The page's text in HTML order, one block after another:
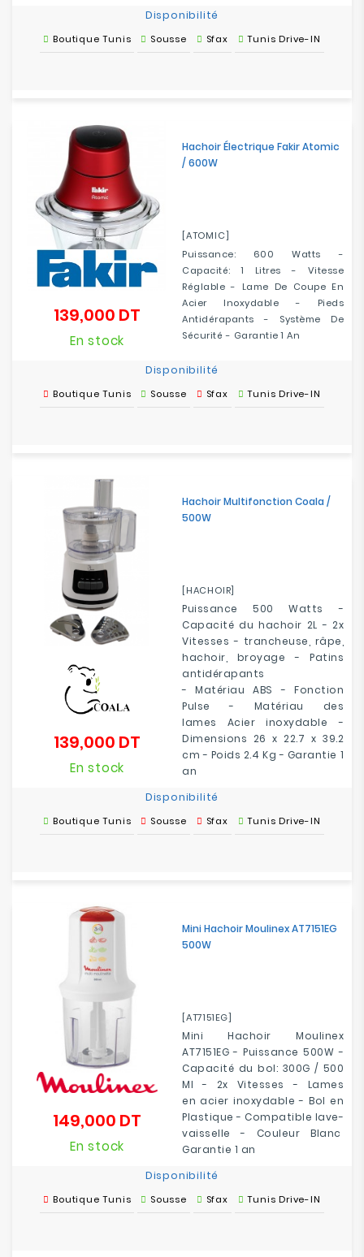
Disponibilité
Boutique Tunis Sousse Sfax Tunis Drive-IN
Hachoir Électrique Fakir Atomic
/ 600W
[ATOMIC]
Puissance: 600 Watts -
Capacité: 1 Litres - Vitesse
Réglable - Lame De Coupe En
Acier Inoxydable - Pieds
Antidérapants - Système De
Sécurité - Garantie 1 An
139,000 DT
En stock
Disponibilité
Boutique Tunis Sousse Sfax Tunis Drive-IN
Hachoir Multifonction Coala /
500W
[HACHOIR]
Puissance 500 Watts -
Capacité du hachoir 2L - 2x
Vitesses - trancheuse, râpe,
hachoir, broyage - Patins
antidérapants
- Matériau ABS - Fonction
Pulse - Matériau des
lames Acier inoxydable -
Dimensions 26 x 22.7 x 39.2
cm - Poids 2.4 Kg - Garantie 1
an
139,000 DT
En stock
Disponibilité
Boutique Tunis Sousse Sfax Tunis Drive-IN
Mini Hachoir Moulinex AT7151EG
500W
[AT7151EG]
Mini Hachoir Moulinex
AT7151EG - Puissance 500W -
Capacité du bol: 300G / 500
Ml - 2x Vitesses - Lames
en acier inoxydable - Bol en
Plastique - Compatible lave-
vaisselle - Couleur Blanc
Garantie 1 an
149,000 DT
En stock
Disponibilité
Boutique Tunis Sousse Sfax Tunis Drive-IN